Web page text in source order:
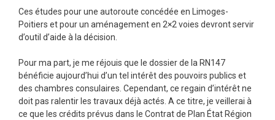
Ces études pour une autoroute concédée en Limoges-
Poitiers et pour un aménagement en 2×2 voies devront servir
d’outil d’aide à la décision.
Pour ma part, je me réjouis que le dossier de la RN147
bénéficie aujourd’hui d’un tel intérêt des pouvoirs publics et
des chambres consulaires. Cependant, ce regain d’intérêt ne
doit pas ralentir les travaux déjà actés. A ce titre, je veillerai à
ce que les crédits prévus dans le Contrat de Plan État Région